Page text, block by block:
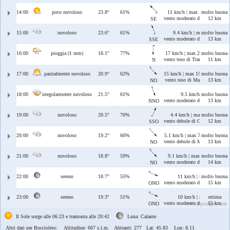
14:00 poco nuvoloso 23.8°
61%
SE
11 km/h | max 11 km/h
vento moderato di Scirocco
molto buona
12 km
15:00 nuvoloso 23.6°
61%
SSE
9.4 km/h | max 14 km/h
vento moderato di Ostro/
molto buona
13 km
16:00 pioggia (1 mm) 18.1°
77%
N
17 km/h | max 29 km/h
vento teso di Tramontana
molto buona
11 km
17:00 parzialmente nuvoloso 20.9°
62%
NO
15 km/h | max 15 km/h
vento teso di Maestrale
molto buona
13 km
18:00 irregolarmente nuvoloso 21.5°
61%
NNO
9.5 km/h | max 12 km/
vento moderato di Maestrale/
molto buona
13 km
19:00 nuvoloso 20.5°
70%
SSO
4.4 km/h | max 10 km/h
vento debole di Ostro/Libeccio
molto buona
12 km
20:00 nuvoloso 19.2°
66%
NO
5.1 km/h | max 7.5 km/h
vento debole di Maestrale
molto buona
13 km
21:00 nuvoloso 18.8°
59%
NO
9.1 km/h | max 10 km/h
vento moderato di Maestrale
molto buona
14 km
22:00 sereno 18.7°
55%
ONO
11 km/h | max 11 km/h
vento moderato di Ponente/
molto buona
15 km
23:00 sereno 19.3°
51%
ONO
10 km/h | max 14 km/h
vento moderato di Ponente/
ottima
15 km
www.jqwidgets.com
Il Sole sorge alle 06:23 e tramonta alle 20:42
Luna: Calante
Altri dati per Boccioleto: Altitudine: 667 s.l.m. Abitanti: 277 Lat: 45.83 Lon: 8.11